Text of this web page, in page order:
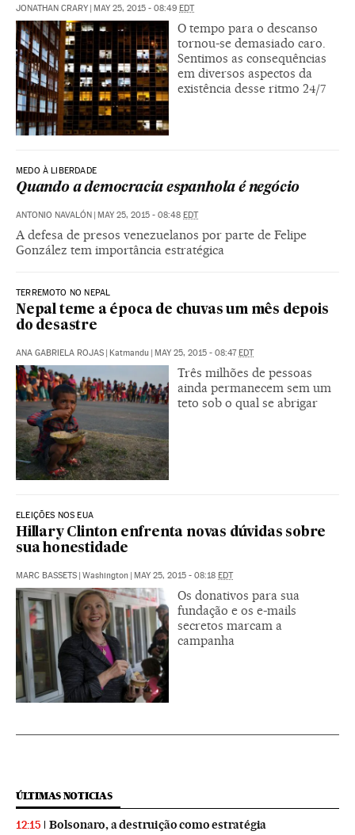
JONATHAN CRARY MAY 25, 2015 - 08:49 EDT
O tempo para o descanso
tornou-se demasiado caro.
Sentimos as consequências
em diversos aspectos da
existência desse ritmo 24/7
MEDO À LIBERDADE
Quando a democracia espanhola é negócio
ANTONIO NAVALÓN MAY 25, 2015 - 08:48 EDT
A defesa de presos venezuelanos por parte de Felipe
González tem importância estratégica
TERREMOTO NO NEPAL
Nepal teme a época de chuvas um mês depois
do desastre
ANA GABRIELA ROJAS Katmandu MAY 25, 2015 - 08:47 EDT
Três milhões de pessoas
ainda permanecem sem um
teto sob o qual se abrigar
ELEIÇÕES NOS EUA
Hillary Clinton enfrenta novas dúvidas sobre
sua honestidade
MARC BASSETS Washington MAY 25, 2015 - 08:18 EDT
Os donativos para sua
fundação e os e-mails
secretos marcam a
campanha
ÚLTIMAS NOTICIAS
12:15 Bolsonaro, a destruição como estratégia